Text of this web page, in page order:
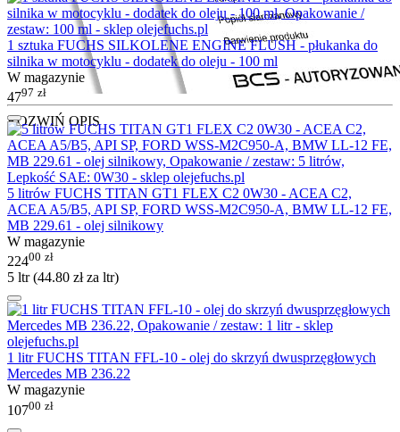
ROZWIŃ OPIS
1 sztuka FUCHS SILKOLENE ENGINE FLUSH - płukanka do
silnika w motocyklu - dodatek do oleju - 100 ml
W magazynie
4797 zł
5 litrów FUCHS TITAN GT1 FLEX C2 0W30 - ACEA C2,
ACEA A5/B5, API SP, FORD WSS-M2C950-A, BMW LL-12 FE,
MB 229.61 - olej silnikowy
W magazynie
22400 zł
5 ltr (44.80 złza ltr)
1 litr FUCHS TITAN FFL-10 - olej do skrzyń dwusprzęgłowych
Mercedes MB 236.22
W magazynie
10700 zł